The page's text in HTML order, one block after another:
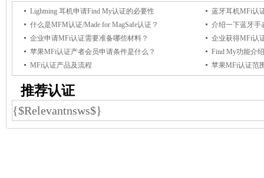
Lightning 耳机申请Find My认证的必要性
蓝牙耳机MFi认
什么是MFM认证/Made for MagSafe认证？
介绍一下蓝牙手
企业申请MFi认证需要准备哪些材料？
企业获得MFi认
苹果MFi认证产者会员申请条件是什么？
Find My功能介绍
MFi认证产品及流程
苹果MFi认证范
推荐认证
{$Relevantnsws$}